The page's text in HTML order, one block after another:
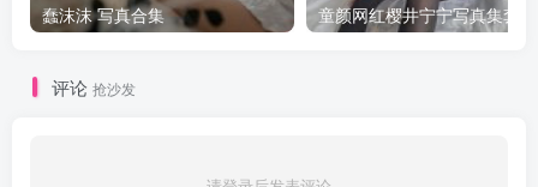
蠢沫沫 写真合集 童颜网红樱井宁宁写真集套图
评论 抢沙发